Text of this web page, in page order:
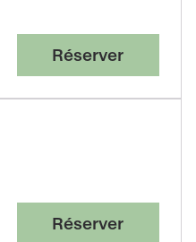
Réserver
Réserver